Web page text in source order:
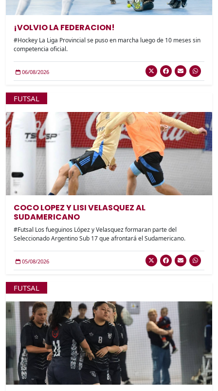
¡VOLVIO LA FEDERACION!
#Hockey La Liga Provincial se puso en marcha luego de 10 meses sin
competencia oficial.
06/08/2026
FUTSAL
COCO LOPEZ Y LISI VELASQUEZ AL
SUDAMERICANO
#Futsal Los fueguinos López y Velasquez formaran parte del
Seleccionado Argentino Sub 17 que afrontará el Sudamericano.
05/08/2026
FUTSAL